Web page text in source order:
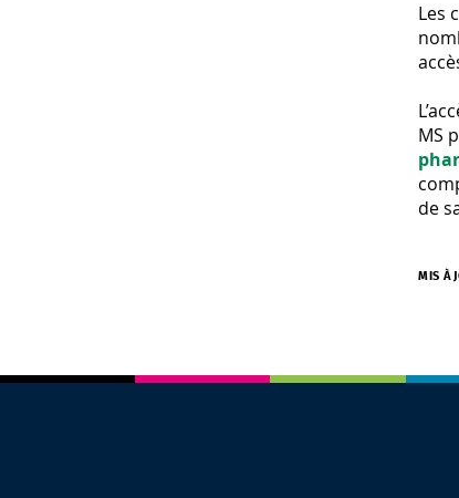
Les
MS
de
MIS À